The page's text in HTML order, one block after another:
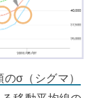
σ（シグマ）